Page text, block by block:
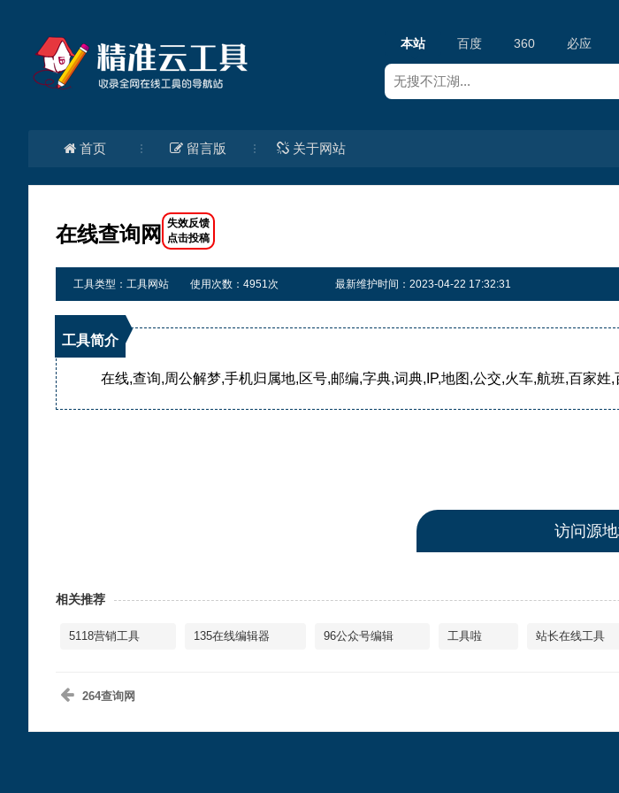
本站 百度 360 必应
首页 留言版 关于网站
在线查询网
工具类型：工具网站 使用次数：4951次 最新维护时间：2023-04-22 17:32:31
工具简介
在线,查询,周公解梦,手机归属地,区号,邮编,字典,词典,IP,地图,公交,火车,航班,百家
访问源
相关推荐
5118营销工具 135在线编辑器 96公众号编辑 工具啦 站长在线工具
264查询网